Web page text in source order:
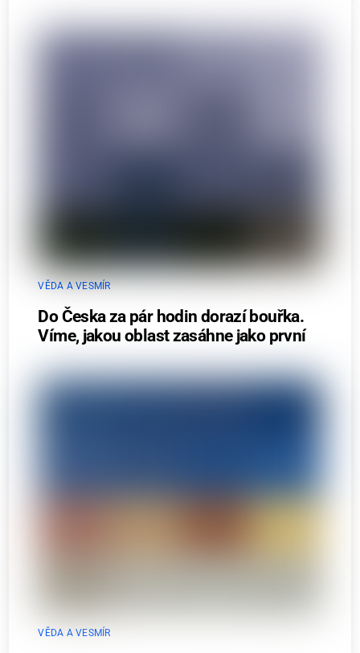
VĚDA A VESMÍR
Do Česka za pár hodin dorazí bouřka.
Víme, jakou oblast zasáhne jako první
VĚDA A VESMÍR